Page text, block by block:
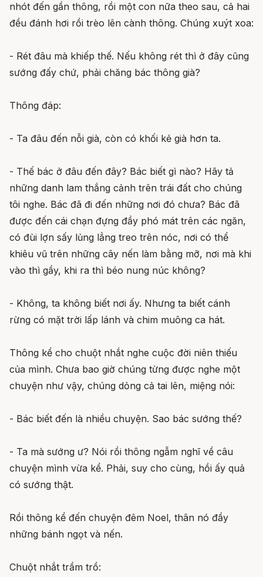
nhót đến gần thông, rồi một con nữa theo sau, cả hai
đều đánh hơi rồi trèo lên cành thông. Chúng xuýt xoa:
- Rét đâu mà khiếp thế. Nếu không rét thì ở đây cũng
sướng đấy chứ, phải chăng bác thông già?
Thông đáp:
- Ta đâu đến nỗi già, còn có khối kẻ già hơn ta.
- Thế bác ở đâu đến đây? Bác biết gì nào? Hãy tả
những danh lam thắng cảnh trên trái đất cho chúng
tôi nghe. Bác đã đi đến những nơi đó chưa? Bác đã
được đến cái chạn đựng đầy phó mát trên các ngăn,
có đùi lợn sấy lủng lẳng treo trên nóc, nơi có thể
khiêu vũ trên những cây nến làm bằng mỡ, nơi mà khi
vào thì gầy, khi ra thì béo nung núc không?
- Không, ta không biết nơi ấy. Nhưng ta biết cánh
rừng có mặt trời lấp lánh và chim muông ca hát.
Thông kể cho chuột nhắt nghe cuộc đời niên thiếu
của mình. Chưa bao giờ chúng từng được nghe một
chuyện như vậy, chúng dỏng cả tai lên, miệng nói:
- Bác biết đến là nhiều chuyện. Sao bác sướng thế?
- Ta mà sướng ư? Nói rồi thông ngẫm nghĩ về câu
chuyện mình vừa kể. Phải, suy cho cùng, hồi ấy quả
có sướng thật.
Rồi thông kể đến chuyện đêm Noel, thân nó đầy
những bánh ngọt và nến.
Chuột nhắt trầm trồ: